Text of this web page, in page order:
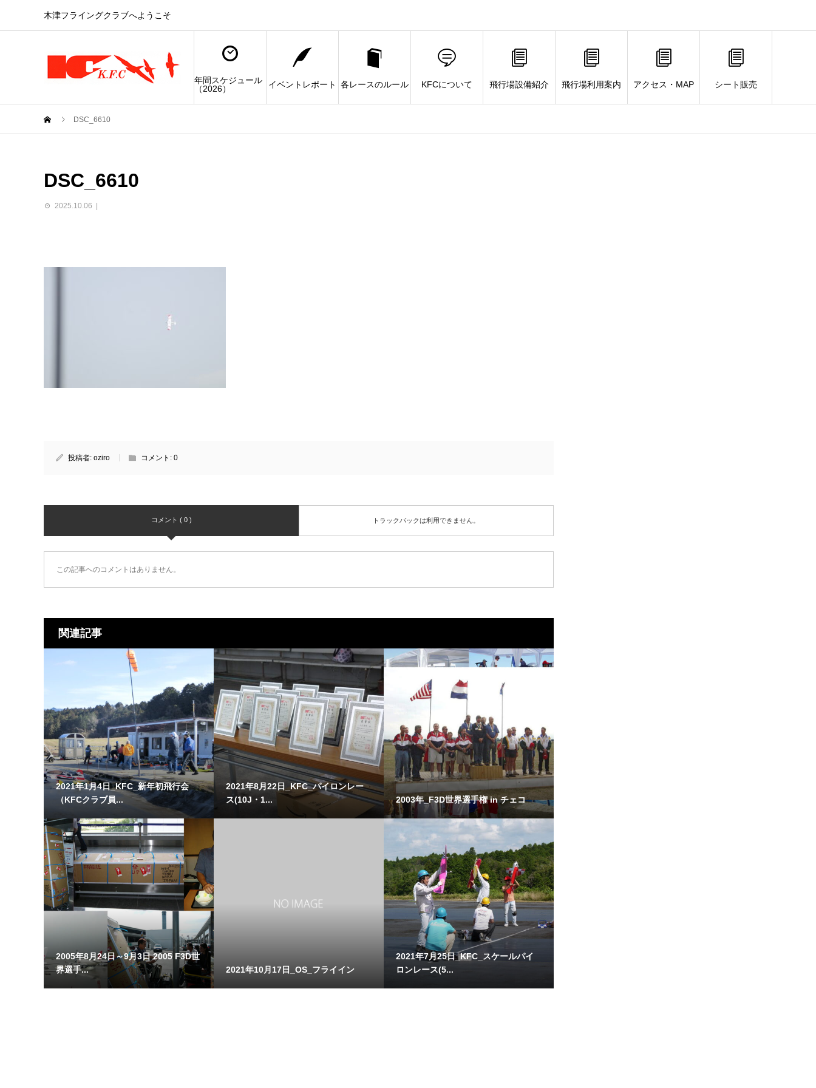
木津フライングクラブへようこそ
年間スケジュール
（2026）
イベントレポート 各レースのルール KFCについて 飛行場設備紹介 飛行場利用案内 アクセス・MAP シート販売
DSC_6610
DSC_6610
2025.10.06
投稿者: oziro コメント: 0
コメント ( 0 ) トラックバックは利用できません。
この記事へのコメントはありません。
関連記事
2021年1月4日_KFC_新年初飛行会
（KFCクラブ員...
2021年8月22日_KFC_パイロンレー
ス(10J・1...
2003年_F3D世界選手権 in チェコ
2005年8月24日～9月3日 2005 F3D世
界選手...
2021年10月17日_OS_フライイン
2021年7月25日_KFC_スケールパイ
ロンレース(5...